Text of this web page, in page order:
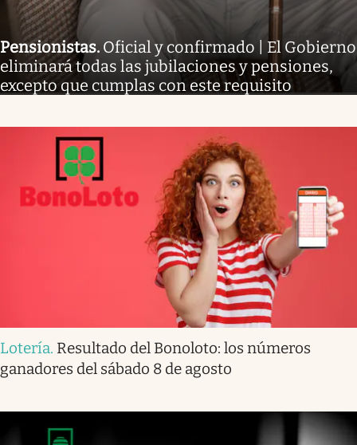
Pensionistas. Oficial y confirmado | El Gobierno
eliminará todas las jubilaciones y pensiones,
excepto que cumplas con este requisito
Lotería. Resultado del Bonoloto: los números
ganadores del sábado 8 de agosto